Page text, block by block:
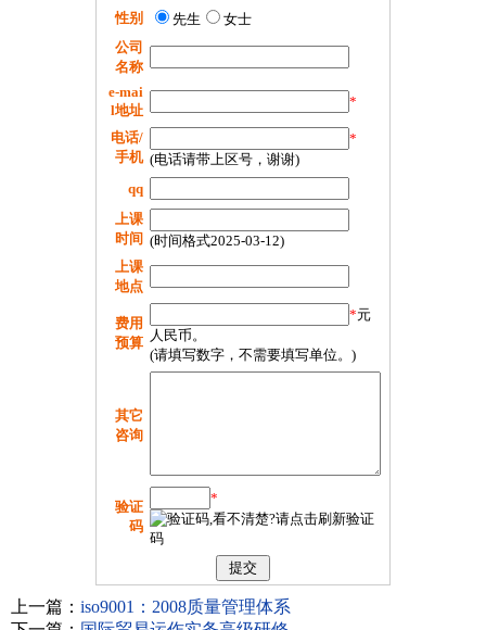
性别 先生
女士
公司
名称
e-mai
l地址
*
电话/
手机
*
(电话请带上区号，谢谢)
qq
上课
时间 (时间格式2025-03-12)
上课
地点
费用
预算
*元
人民币。
(请填写数字，不需要填写单位。)
其它
咨询
验证
码
*
上一篇： iso9001：2008质量管理体系